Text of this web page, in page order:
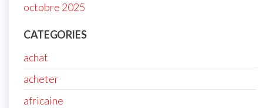
octobre 2025
CATEGORIES
achat
acheter
africaine